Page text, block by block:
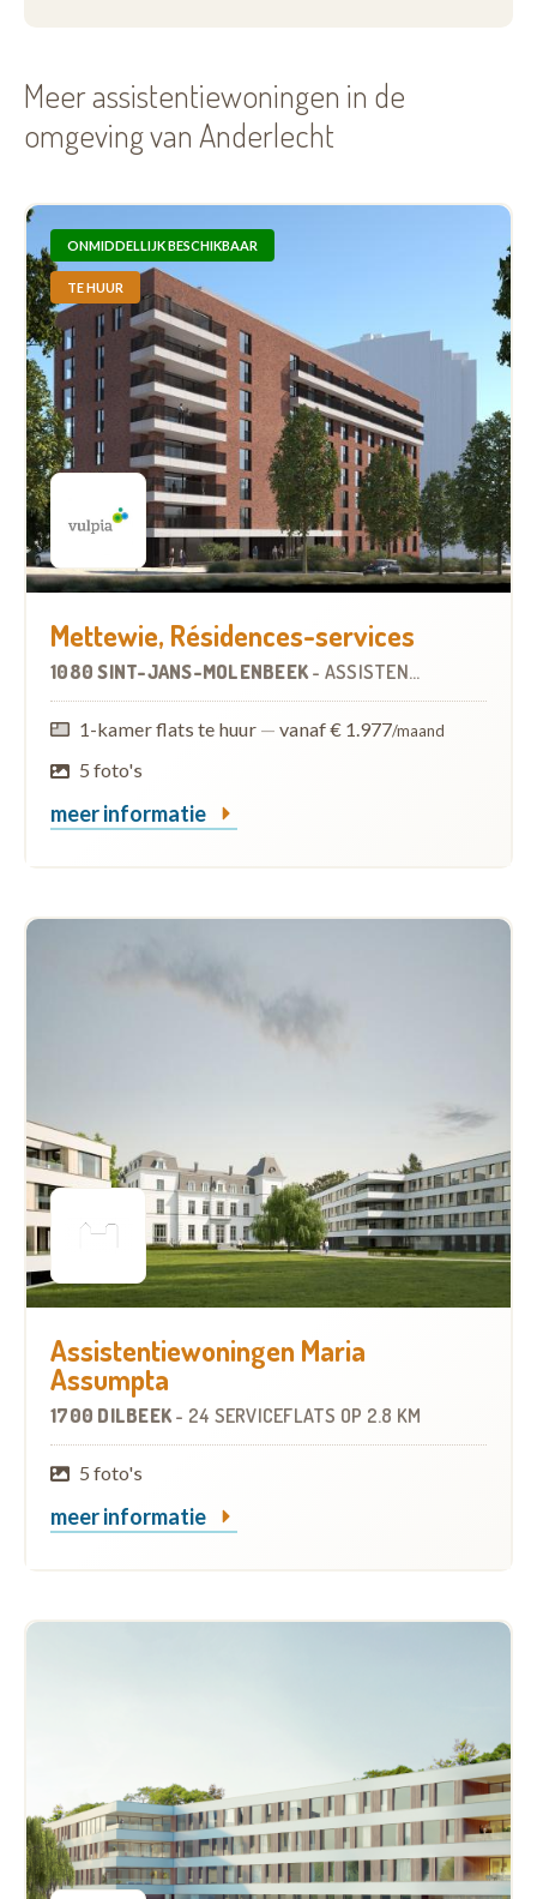
Meer assistentiewoningen in de
omgeving van Anderlecht
ONMIDDELLIJK BESCHIKBAAR
TE HUUR
Mettewie, Résidences-services
1080 SINT-JANS-MOLENBEEK - ASSISTENTIEWONINGEN
1-kamer flats te huur — vanaf € 1.977/maand
5 foto's
meer informatie
Assistentiewoningen Maria
Assumpta
1700 DILBEEK- 24 SERVICEFLATS OP 2.8 KM
5 foto's
meer informatie